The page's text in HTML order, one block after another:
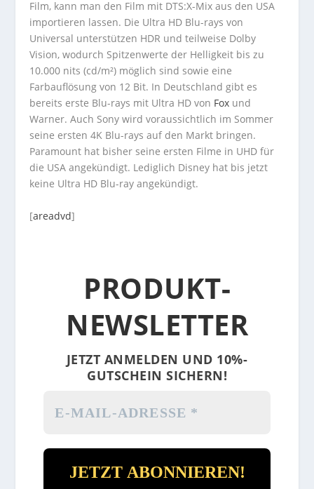
Film, kann man den Film mit DTS:X-Mix aus den USA
importieren lassen. Die Ultra HD Blu-rays von
Universal unterstützen HDR und teilweise Dolby
Vision, wodurch Spitzenwerte der Helligkeit bis zu
10.000 nits (cd/m²) möglich sind sowie eine
Farbauflösung von 12 Bit. In Deutschland gibt es
bereits erste Blu-rays mit Ultra HD von Fox und
Warner. Auch Sony wird voraussichtlich im Sommer
seine ersten 4K Blu-rays auf den Markt bringen.
Paramount hat bisher seine ersten Filme in UHD für
die USA angekündigt. Lediglich Disney hat bis jetzt
keine Ultra HD Blu-ray angekündigt.
[areadvd]
PRODUKT-
NEWSLETTER
JETZT ANMELDEN UND 10%-
GUTSCHEIN SICHERN!